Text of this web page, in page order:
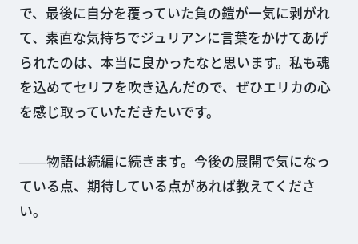
で、最後に自分を覆っていた負の鎧が一気に剥がれ
て、素直な気持ちでジュリアンに言葉をかけてあげ
られたのは、本当に良かったなと思います。私も魂
を込めてセリフを吹き込んだので、ぜひエリカの心
を感じ取っていただきたいです。
――物語は続編に続きます。今後の展開で気になっ
ている点、期待している点があれば教えてくださ
い。